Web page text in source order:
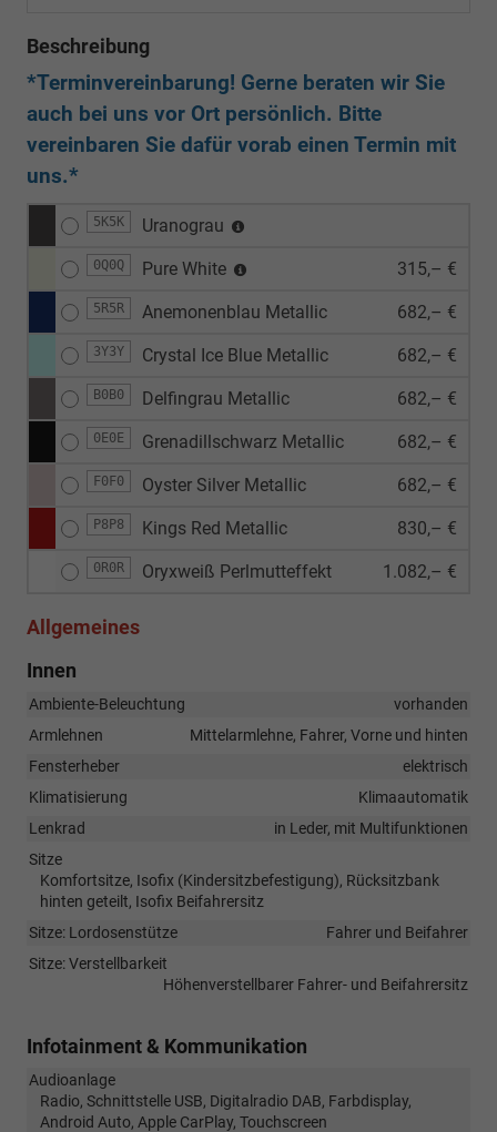
Beschreibung
*Terminvereinbarung! Gerne beraten wir Sie
auch bei uns vor Ort persönlich. Bitte
vereinbaren Sie dafür vorab einen Termin mit
uns.*
5K5K Uranograu
0Q0Q Pure White 315,– €
5R5R Anemonenblau Metallic 682,– €
3Y3Y Crystal Ice Blue Metallic 682,– €
B0B0 Delfingrau Metallic 682,– €
0E0E Grenadillschwarz Metallic 682,– €
F0F0 Oyster Silver Metallic 682,– €
P8P8 Kings Red Metallic 830,– €
0R0R Oryxweiß Perlmutteffekt 1.082,– €
Allgemeines
Innen
Ambiente-Beleuchtung
vorhanden
Armlehnen
Mittelarmlehne, Fahrer, Vorne und hinten
Fensterheber
elektrisch
Klimatisierung
Klimaautomatik
Lenkrad
in Leder, mit Multifunktionen
Sitze
Komfortsitze, Isofix (Kindersitzbefestigung), Rücksitzbank
hinten geteilt, Isofix Beifahrersitz
Sitze: Lordosenstütze
Fahrer und Beifahrer
Sitze: Verstellbarkeit
Höhenverstellbarer Fahrer- und Beifahrersitz
Infotainment & Kommunikation
Audioanlage
Radio, Schnittstelle USB, Digitalradio DAB, Farbdisplay,
Android Auto, Apple CarPlay, Touchscreen